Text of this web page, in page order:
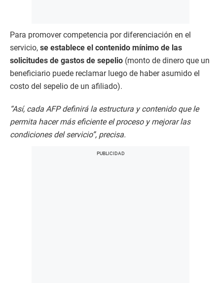
Para promover competencia por diferenciación en el
servicio, se establece el contenido mínimo de las
solicitudes de gastos de sepelio (monto de dinero que un
beneficiario puede reclamar luego de haber asumido el
costo del sepelio de un afiliado).
“Así, cada AFP definirá la estructura y contenido que le
permita hacer más eficiente el proceso y mejorar las
condiciones del servicio”, precisa.